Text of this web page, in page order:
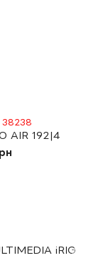
38238
AIR 192|4